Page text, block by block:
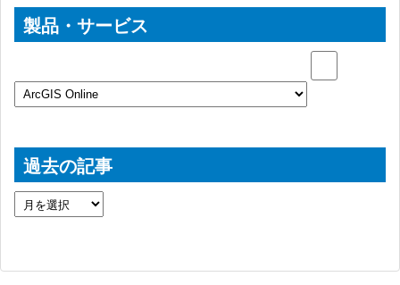
製品・サービス
過去の記事